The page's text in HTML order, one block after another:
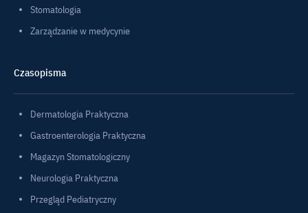
Stomatologia
Zarządzanie w medycynie
Czasopisma
Dermatologia Praktyczna
Gastroenterologia Praktyczna
Magazyn Stomatologiczny
Neurologia Praktyczna
Przegląd Pediatryczny